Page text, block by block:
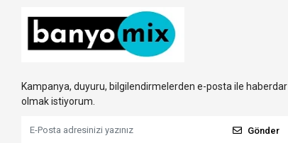
Kampanya, duyuru, bilgilendirmelerden e-posta ile haberdar
olmak istiyorum.
Gönder